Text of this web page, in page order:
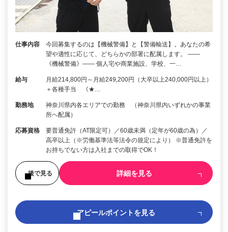
仕事内容
今回募集するのは【機械警備】と【警備輸送】。あなたの希
望や適性に応じて、どちらかの部署に配属します。 ――
《機械警備》―― 個人宅や商業施設、学校、一…
給与
月給214,800円～月給249,200円（大卒以上240,000円以上）
＋各種手当 《★…
勤務地
神奈川県内各エリアでの勤務 （神奈川県内いずれかの事業
所へ配属）
応募資格
要普通免許（AT限定可）／60歳未満（定年が60歳の為）／
高卒以上（※労働基準法等法令の規定により） ※普通免許を
お持ちでない方は入社までの取得でOK！
後で見る 詳細を見る
アピールポイントを見る